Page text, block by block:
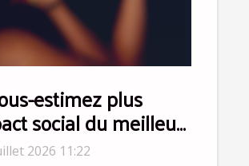
estimez plus
social du meilleur
pour homme
2026 11:22